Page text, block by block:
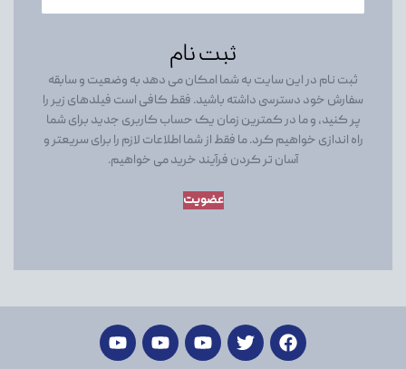
ثبت نام
ثبت نام در این سایت به شما امکان می دهد به وضعیت و سابقه
سفارش خود دسترسی داشته باشید. فقط کافی است فیلدهای زیر را
پر کنید، و ما در کمترین زمان یک حساب کاربری جدید برای شما
راه اندازی خواهیم کرد. ما فقط از شما اطلاعات لازم را برای سریعتر و
آسان تر کردن فرآیند خرید می خواهیم.
عضویت